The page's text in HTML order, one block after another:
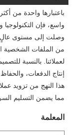
باعتبارها واحدة من
واسع، فإن
وصلت إلى مستوى عالٍ
من الملفات الشخصية
لعملائنا. بالنسبة
إنتاج الدفعات،
هذا النهج من تزويد
مما يضمن التسليم
المعلمة